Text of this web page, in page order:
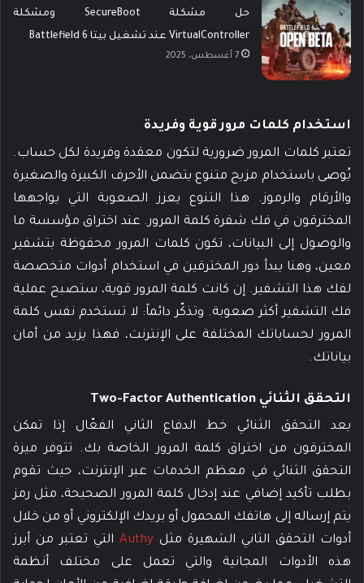
حل مشكلة SecureBoot ومشكلة
VirtualController عند تشغيل بيتا Battlefield 6
7 أغسطس، 2025
استخدام كلمات مرور قوية وفريدة
تعتبر كلمات المرور ضرورية لتكون معقدة وفريدة لكل حساب.
يُوصى باستخدام مزيج متنوع يتضمن الأحرف الكبيرة والصغيرة
والأرقام والرموز. هذا التنوع يعزز الصعوبة التي يواجهها
المخترقون في فك شفرة كلمة المرور. عند اختراق مؤسسة ما
والوصول إلى البيانات، تكون كلمات المرور محفوظة بتشفير
معين، وهنا يبدأ دور المخترقين في استخدام أدوات متخصصة
لفك هذا التشفير. إن كانت كلمة المرور قوية، ستصبح عملية
فك التشفير أكثر صعوبة. وتذكّر دائماً: لا تستخدم نفس كلمة
المرور لحساباتك المختلفة على الإنترنت، فهذا يزيد من أمان
بياناتك.
التحقق الثنائي Two-Factor Authentication
يعد التحقق الثنائي خط الدفاع الثاني الفعّال إذا تمكن
المخترقون من اختراق كلمة المرور الخاصة بك. تتوفر ميزة
التحقق الثنائي في معظم الخدمات عبر الإنترنت، حيث تقوم
بطلب تأكيد إضافي عند إدخال كلمة المرور الصحيحة، مثل رمز
يتم إرساله إلى هاتفك المحمول أو بريدك الإلكتروني أو من خلال
أدوات التحقق الثاني الشهيرة مثل Authy التي تعتبر من أبرز
هذه الأدوات المجانية والتي تعمل على مختلف أنظمة